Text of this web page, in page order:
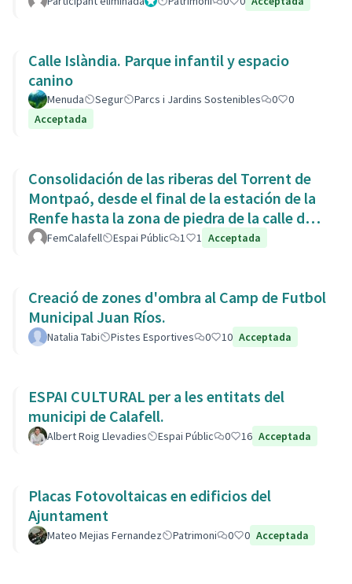
Calle Islàndia. Parque infantil y espacio
canino
Menuda Segur Parcs i Jardins Sostenibles 0
0
Acceptada
Consolidación de las riberas del Torrent de
Montpaó, desde el final de la estación de la
Renfe hasta la zona de piedra de la calle de
L’Estany.
FemCalafell Espai Públic 1 1 Acceptada
Creació de zones d'ombra al Camp de Futbol
Municipal Juan Ríos.
Natalia Tabi Pistes Esportives 0 10 Acceptada
ESPAI CULTURAL per a les entitats del
municipi de Calafell.
Albert Roig Llevadies Espai Públic 0 16 Acceptada
Placas Fotovoltaicas en edificios del
Ajuntament
Mateo Mejias Fernandez Patrimoni 0 0 Acceptada